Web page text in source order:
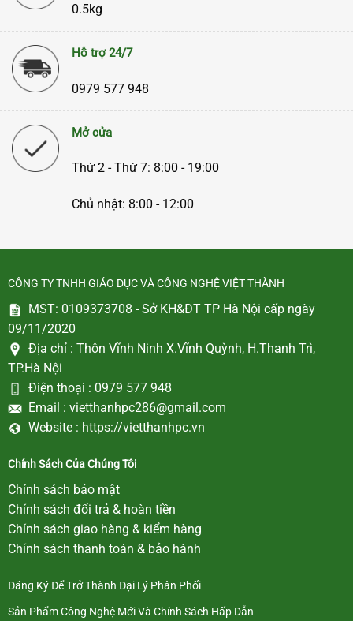
0.5kg
Hỗ trợ 24/7
0979 577 948
Mở cửa
Thứ 2 - Thứ 7: 8:00 - 19:00
Chủ nhật: 8:00 - 12:00
CÔNG TY TNHH GIÁO DỤC VÀ CÔNG NGHỆ VIỆT THÀNH
MST: 0109373708 - Sở KH&ĐT TP Hà Nội cấp ngày
09/11/2020
Địa chỉ : Thôn Vĩnh Ninh X.Vĩnh Quỳnh, H.Thanh Trì,
TP.Hà Nội
Điện thoại : 0979 577 948
Email : vietthanhpc286@gmail.com
Website : https://vietthanhpc.vn
Chính Sách Của Chúng Tôi
Chính sách bảo mật
Chính sách đổi trả & hoàn tiền
Chính sách giao hàng & kiểm hàng
Chính sách thanh toán & bảo hành
Đăng Ký Để Trở Thành Đại Lý Phân Phối
Sản Phẩm Công Nghệ Mới Và Chính Sách Hấp Dẫn